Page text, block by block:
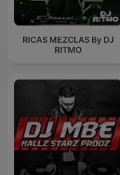
RICAS MEZCLAS By DJ
RITMO